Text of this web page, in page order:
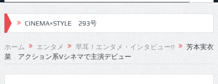
CINEMA×STYLE 293号
CINEMA×STYLE 292号
CINEMA×STYLE 291号
ホーム エンタメ 早耳！エンタメ・インタビュー!!
芳本実衣
菜 アクション系Vシネマで主演デビュー